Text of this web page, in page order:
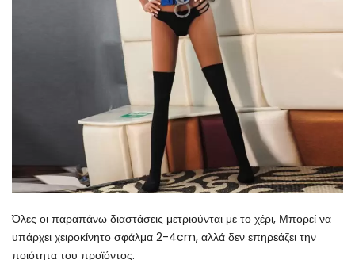
Όλες οι παραπάνω διαστάσεις μετριούνται με το χέρι, Μπορεί να
υπάρχει χειροκίνητο σφάλμα 2-4cm, αλλά δεν επηρεάζει την
ποιότητα του προϊόντος.